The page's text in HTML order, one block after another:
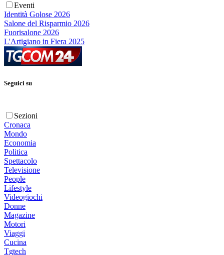
Eventi
Identità Golose 2026
Salone del Risparmio 2026
Fuorisalone 2026
L'Artigiano in Fiera 2025
Seguici su
Sezioni
Cronaca
Mondo
Economia
Politica
Spettacolo
Televisione
People
Lifestyle
Videogiochi
Donne
Magazine
Motori
Viaggi
Cucina
Tgtech